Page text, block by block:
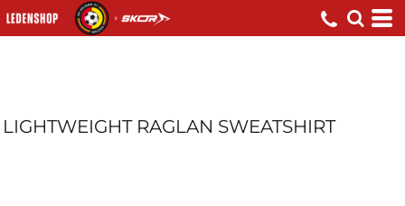
LIGHTWEIGHT RAGLAN SWEATSHIRT